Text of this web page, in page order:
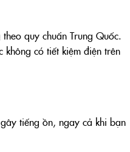
quy chuẩn Trung Quốc.
có tiết kiệm điện trên
tiếng ồn, ngay cả khi bạn